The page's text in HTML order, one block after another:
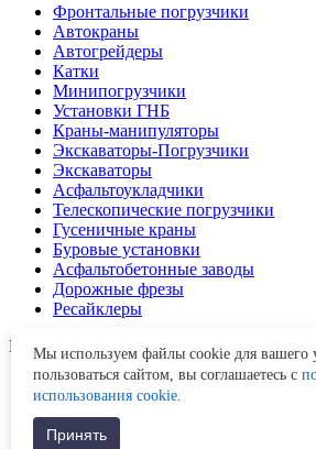
Фронтальные погрузчики
Автокраны
Автогрейдеры
Катки
Минипогрузчики
Установки ГНБ
Краны-манипуляторы
Экскаваторы-Погрузчики
Экскаваторы
Асфальтоукладчики
Телескопические погрузчики
Гусеничные краны
Буровые установки
Асфальтобетонные заводы
Дорожные фрезы
Ресайклеры
Московская область
г. Москва
Мы используем файлы cookie для вашего
пользоваться сайтом, вы соглашаетесь с
использования cookie.
Принять